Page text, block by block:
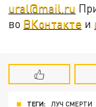
ural@mail.ru
во ВКонтакте и
ТЕГИ: ЛУЧ СМЕРТИ